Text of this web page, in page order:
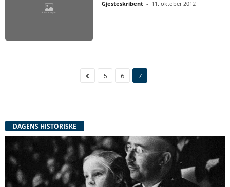
Gjesteskribent - 11. oktober 2012
5 6 7
DAGENS HISTORISKE